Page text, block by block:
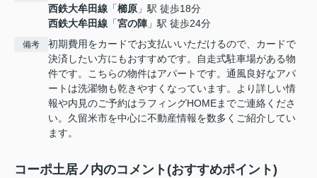
西鉄大牟田線 「櫛原 」駅 徒歩18分
西鉄大牟田線 「宮の陣」駅 徒歩24分
備考
初期費用をカードでお支払いいただけるので、カードで
決済したい方にもおすすめです。自走式駐車場がある物
件です。こちらの物件はアパートです。通風良好なアパ
ートは洗濯物も乾きやすくなっています。より詳しい情
報や内見のご予約はラフィングHOMEまでご連絡くださ
い。久留米市を中心に不動産情報を数多くご紹介してい
ます。
コーポ土居ノ内のコメント(おすすめポイント)